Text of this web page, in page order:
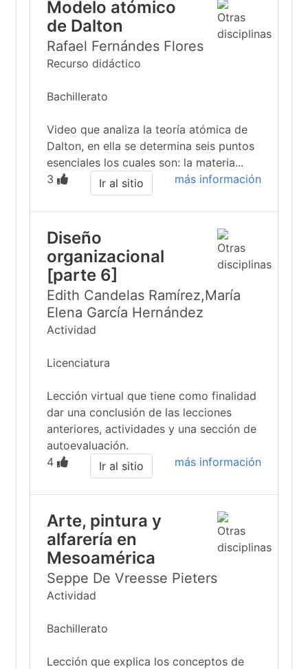
Modelo atómico
de Dalton
Rafael Fernándes Flores
Recurso didáctico
Bachillerato
Video que analiza la teoría atómica de
Dalton, en ella se determina seis puntos
esenciales los cuales son: la materia...
3
más información
Ir al sitio
Diseño
organizacional
[parte 6]
Edith Candelas Ramírez,María
Elena García Hernández
Actividad
Licenciatura
Lección virtual que tiene como finalidad
dar una conclusión de las lecciones
anteriores, actividades y una sección de
autoevaluación.
4
más información
Ir al sitio
Arte, pintura y
alfarería en
Mesoamérica
Seppe De Vreesse Pieters
Actividad
Bachillerato
Lección que explica los conceptos de